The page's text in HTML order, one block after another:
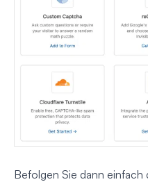
Befolgen Sie dann einfach